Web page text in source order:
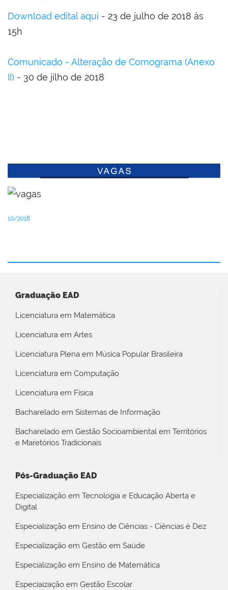
Download edital aqui - 23 de julho de 2018 às
15h
Comunicado - Alteração de Cornograma (Anexo
II) - 30 de jilho de 2018
10/2018
Graduação EAD
Licenciatura em Matemática
Licenciatura em Artes
Licenciatura Plena em Música Popular Brasileira
Licenciatura em Computação
Licenciatura em Física
Bacharelado em Sistemas de Informação
Bacharelado em Gestão Socioambiental em Territórios
e Maretórios Tradicionais
Pós-Graduação EAD
Especialização em Tecnologia e Educação Aberta e
Digital
Especialização em Ensino de Ciências - Ciências é Dez
Especialização em Gestão em Saúde
Especialização em Ensino de Matemática
Especiaização em Gestão Escolar